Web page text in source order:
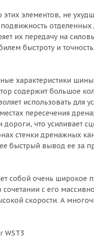
этих элементов, не
отделенных
их передачу на
быстроту и точность.
характеристики
содержит большое
использовать для
пересечения
дороги, что усиливает
стенки дренажных
быстрый вывод ее за
собой очень
с его
скорости. А
WST3